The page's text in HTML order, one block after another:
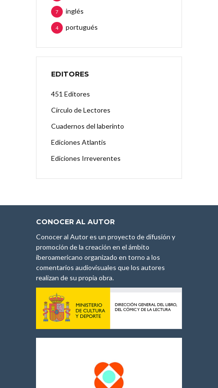
inglés
7
portugués
4
EDITORES
451 Editores
Círculo de Lectores
Cuadernos del laberinto
Ediciones Atlantis
Ediciones Irreverentes
CONOCER AL AUTOR
Conocer al Autor es un proyecto de difusión y
promoción de la creación en el ámbito
iberoamericano organizado en torno a los
comentarios audiovisuales que los autores
realizan de su propia obra.